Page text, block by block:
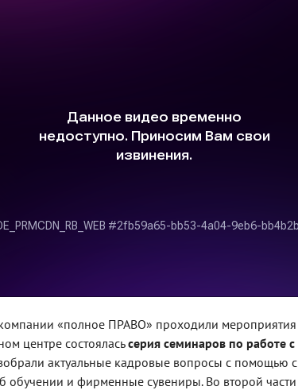
«полное ПРАВО» проходили
центре состояласьсерия семинаров по работе
актуальные кадровые вопросы с помощью
обучении и фирменные сувениры. Во второй